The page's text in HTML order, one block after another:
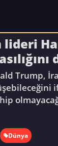
lideri
Trump,
Dünya